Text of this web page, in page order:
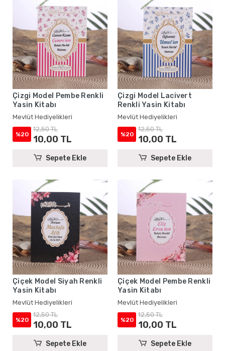
Çizgi Model Pembe Renkli
Yasin Kitabı
Mevlüt Hediyelikleri
%20
12,50 TL
10,00 TL
Sepete Ekle
Çizgi Model Lacivert
Renkli Yasin Kitabı
Mevlüt Hediyelikleri
%20
12,50 TL
10,00 TL
Sepete Ekle
Çiçek Model Siyah Renkli
Yasin Kitabı
Mevlüt Hediyelikleri
%20
12,50 TL
10,00 TL
Sepete Ekle
Çiçek Model Pembe Renkli
Yasin Kitabı
Mevlüt Hediyelikleri
%20
12,50 TL
10,00 TL
Sepete Ekle